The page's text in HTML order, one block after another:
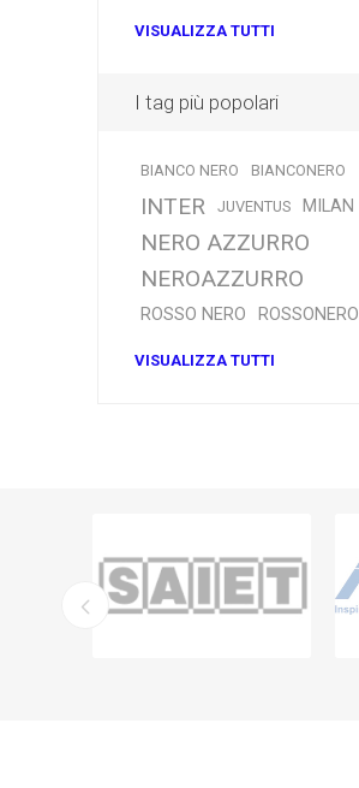
VISUALIZZA TUTTI
I tag più popolari
BIANCO NERO BIANCONERO
INTER JUVENTUS MILAN
NERO AZZURRO
NEROAZZURRO
ROSSO NERO ROSSONERO
VISUALIZZA TUTTI